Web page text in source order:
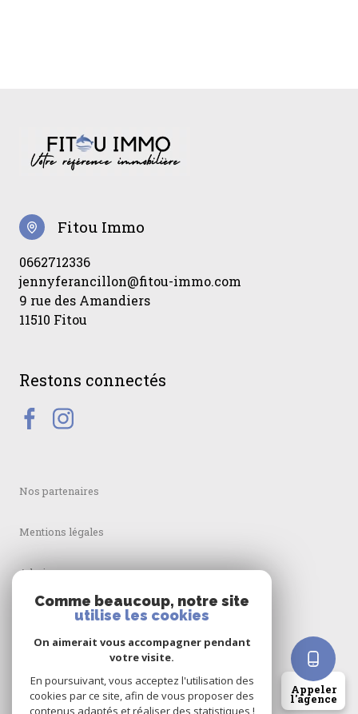
Appeler
l'agence
Fitou Immo
0662712336
jennyferancillon@fitou-immo.com
9 rue des Amandiers
11510 Fitou
Restons connectés
Nos partenaires
Mentions légales
Admin
Nos honoraires
Cookies
Comme beaucoup, notre site
utilise les cookies
On aimerait vous accompagner pendant
votre visite.
En poursuivant, vous acceptez l'utilisation des
cookies par ce site, afin de vous proposer des
contenus adaptés et réaliser des statistiques !